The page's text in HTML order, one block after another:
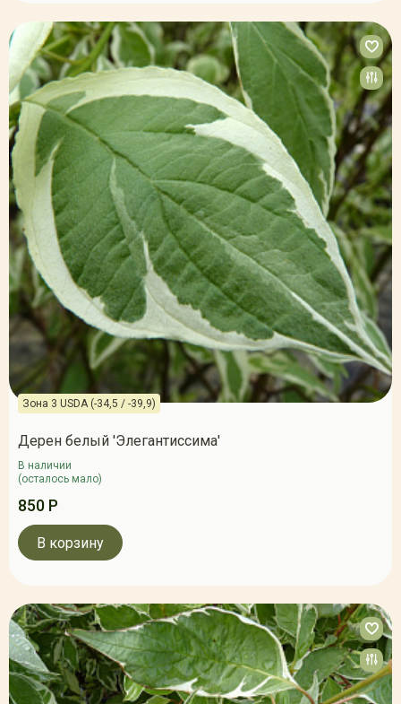
Зона 3 USDA (-34,5 / -39,9)
Дерен белый 'Элегантиссима'
В наличии
(осталось мало)
850 Р
В корзину